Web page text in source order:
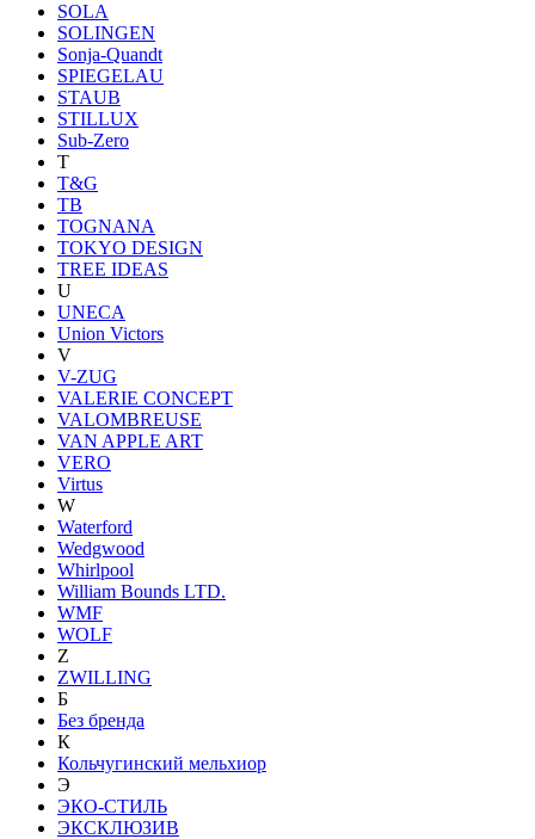
SOLA
SOLINGEN
Sonja-Quandt
SPIEGELAU
STAUB
STILLUX
Sub-Zero
T
T&G
TB
TOGNANA
TOKYO DESIGN
TREE IDEAS
U
UNECA
Union Victors
V
V-ZUG
VALERIE CONCEPT
VALOMBREUSE
VAN APPLE ART
VERO
Virtus
W
Waterford
Wedgwood
Whirlpool
William Bounds LTD.
WMF
WOLF
Z
ZWILLING
Б
Без бренда
К
Кольчугинский мельхиор
Э
ЭКО-СТИЛЬ
ЭКСКЛЮЗИВ